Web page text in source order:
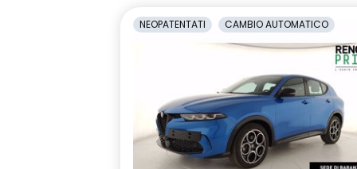
NEOPATENTATI CAMBIO AUTOMATICO